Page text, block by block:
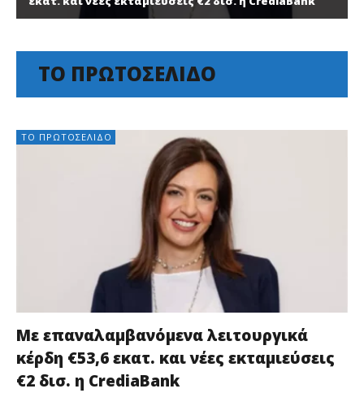
ΤΟ ΠΡΩΤΟΣΈΛΙΔΟ
ΤΟ ΠΡΩΤΟΣΈΛΙΔΟ
Με επαναλαμβανόμενα λειτουργικά
κέρδη €53,6 εκατ. και νέες εκταμιεύσεις
€2 δισ. η CrediaBank